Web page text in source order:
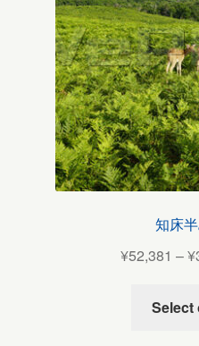
知床
¥52,381 –¥
Select